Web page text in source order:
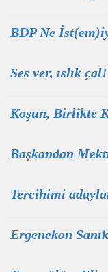
BDP Ne
Ses ver, ıslık çal!
Koşun, Birlikte
Başkandan
Tercihimi
Ergenekon